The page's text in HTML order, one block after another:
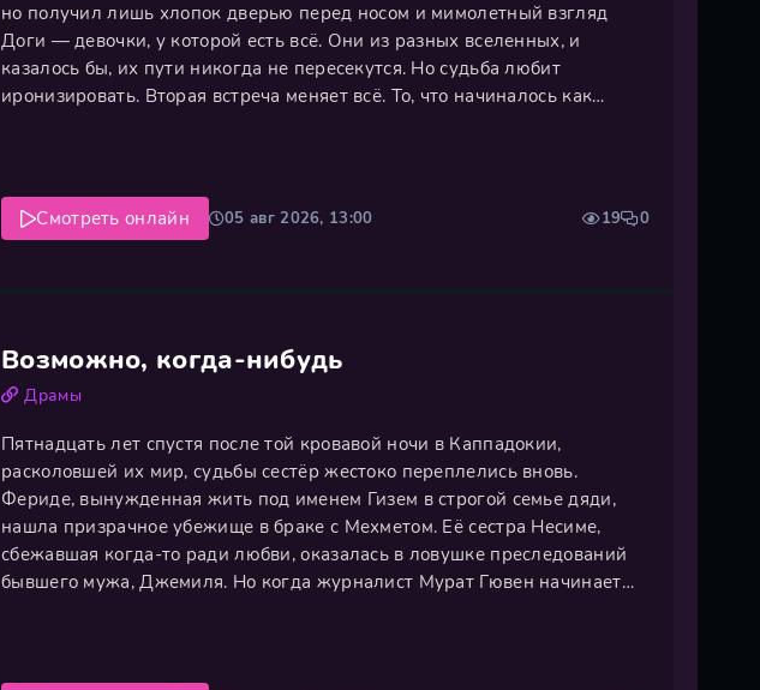
но получил лишь хлопок дверью перед носом и мимолетный взгляд
Доги — девочки, у которой есть всё. Они из разных вселенных, и
казалось бы, их пути никогда не пересекутся. Но судьба любит
иронизировать. Вторая встреча меняет всё. То, что начиналось как
05 авг 2026, 13:00 19 0
Смотреть онлайн
Возможно, когда-нибудь
Драмы
Пятнадцать лет спустя после той кровавой ночи в Каппадокии,
расколовшей их мир, судьбы сестёр жестоко переплелись вновь.
Фериде, вынужденная жить под именем Гизем в строгой семье дяди,
нашла призрачное убежище в браке с Мехметом. Её сестра Несиме,
сбежавшая когда-то ради любви, оказалась в ловушке преследований
бывшего мужа, Джемиля. Но когда журналист Мурат Гювен начинает